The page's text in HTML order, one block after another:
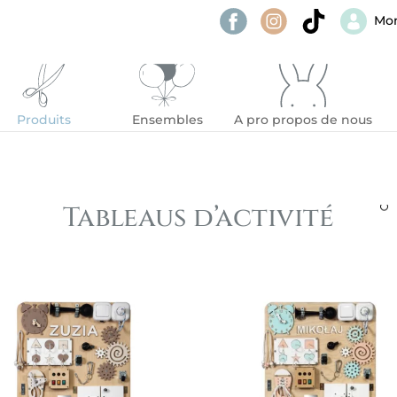
Produits Ensembles A pro propos de nous
Tableaus d’activité